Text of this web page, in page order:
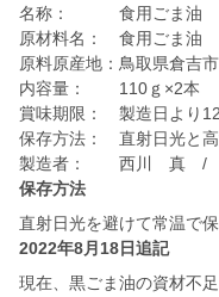
名称： 食用ごま油
原材料名： 食用ごま油
原料原産地：鳥取県倉吉市
内容量： 110ｇ×2本
賞味期限： 製造日より
保存方法： 直射日光と
製造者： 西川 真 / 〒
保存方法
直射日光を避けて常温で
2022年8月18日追記
現在、黒ごま油の資材不